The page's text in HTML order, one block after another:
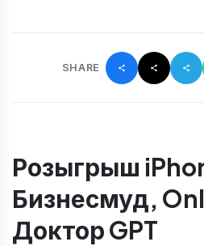
SHARE
Розыгрыш
Бизнесмуд,
Доктор GPT